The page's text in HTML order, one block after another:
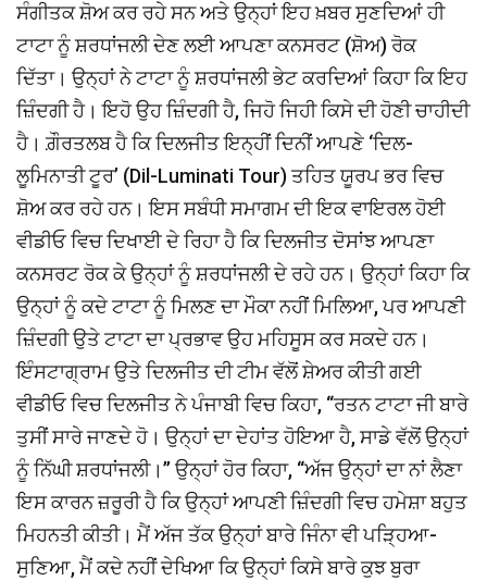
ਸੰਗੀਤਕ ਸ਼ੋਅ ਕਰ ਰਹੇ ਸਨ ਅਤੇ ਉਨ੍ਹਾਂ ਇਹ ਖ਼ਬਰ ਸੁਣਦਿਆਂ ਹੀ
ਟਾਟਾ ਨੂੰ ਸ਼ਰਧਾਂਜਲੀ ਦੇਣ ਲਈ ਆਪਣਾ ਕਨਸਰਟ (ਸ਼ੋਅ) ਰੋਕ
ਦਿੱਤਾ। ਉਨ੍ਹਾਂ ਨੇ ਟਾਟਾ ਨੂੰ ਸ਼ਰਧਾਂਜਲੀ ਭੇਟ ਕਰਦਿਆਂ ਕਿਹਾ ਕਿ ਇਹ
ਜ਼ਿੰਦਗੀ ਹੈ। ਇਹੋ ਉਹ ਜ਼ਿੰਦਗੀ ਹੈ, ਜਿਹੋ ਜਿਹੀ ਕਿਸੇ ਦੀ ਹੋਣੀ ਚਾਹੀਦੀ
ਹੈ। ਗ਼ੌਰਤਲਬ ਹੈ ਕਿ ਦਿਲਜੀਤ ਇਨ੍ਹੀਂ ਦਿਨੀਂ ਆਪਣੇ ‘ਦਿਲ-
ਲੂਮਿਨਾਤੀ ਟੂਰ’ (Dil-Luminati Tour) ਤਹਿਤ ਯੂਰਪ ਭਰ ਵਿਚ
ਸ਼ੋਅ ਕਰ ਰਹੇ ਹਨ। ਇਸ ਸਬੰਧੀ ਸਮਾਗਮ ਦੀ ਇਕ ਵਾਇਰਲ ਹੋਈ
ਵੀਡੀਓ ਵਿਚ ਦਿਖਾਈ ਦੇ ਰਿਹਾ ਹੈ ਕਿ ਦਿਲਜੀਤ ਦੋਸਾਂਝ ਆਪਣਾ
ਕਨਸਰਟ ਰੋਕ ਕੇ ਉਨ੍ਹਾਂ ਨੂੰ ਸ਼ਰਧਾਂਜਲੀ ਦੇ ਰਹੇ ਹਨ। ਉਨ੍ਹਾਂ ਕਿਹਾ ਕਿ
ਉਨ੍ਹਾਂ ਨੂੰ ਕਦੇ ਟਾਟਾ ਨੂੰ ਮਿਲਣ ਦਾ ਮੌਕਾ ਨਹੀਂ ਮਿਲਿਆ, ਪਰ ਆਪਣੀ
ਜ਼ਿੰਦਗੀ ਉਤੇ ਟਾਟਾ ਦਾ ਪ੍ਰਭਾਵ ਉਹ ਮਹਿਸੂਸ ਕਰ ਸਕਦੇ ਹਨ।
ਇੰਸਟਾਗ੍ਰਾਮ ਉਤੇ ਦਿਲਜੀਤ ਦੀ ਟੀਮ ਵੱਲੋਂ ਸ਼ੇਅਰ ਕੀਤੀ ਗਈ
ਵੀਡੀਓ ਵਿਚ ਦਿਲਜੀਤ ਨੇ ਪੰਜਾਬੀ ਵਿਚ ਕਿਹਾ, ‘‘ਰਤਨ ਟਾਟਾ ਜੀ ਬਾਰੇ
ਤੁਸੀਂ ਸਾਰੇ ਜਾਣਦੇ ਹੋ। ਉਨ੍ਹਾਂ ਦਾ ਦੇਹਾਂਤ ਹੋਇਆ ਹੈ, ਸਾਡੇ ਵੱਲੋਂ ਉਨ੍ਹਾਂ
ਨੂੰ ਨਿੱਘੀ ਸ਼ਰਧਾਂਜਲੀ।’’ ਉਨ੍ਹਾਂ ਹੋਰ ਕਿਹਾ, ‘‘ਅੱਜ ਉਨ੍ਹਾਂ ਦਾ ਨਾਂ ਲੈਣਾ
ਇਸ ਕਾਰਨ ਜ਼ਰੂਰੀ ਹੈ ਕਿ ਉਨ੍ਹਾਂ ਆਪਣੀ ਜ਼ਿੰਦਗੀ ਵਿਚ ਹਮੇਸ਼ਾ ਬਹੁਤ
ਮਿਹਨਤੀ ਕੀਤੀ। ਮੈਂ ਅੱਜ ਤੱਕ ਉਨ੍ਹਾਂ ਬਾਰੇ ਜਿੰਨਾ ਵੀ ਪੜ੍ਹਿਆ-
ਸੁਣਿਆ, ਮੈਂ ਕਦੇ ਨਹੀਂ ਦੇਖਿਆ ਕਿ ਉਨ੍ਹਾਂ ਕਿਸੇ ਬਾਰੇ ਕੁਝ ਬੁਰਾ